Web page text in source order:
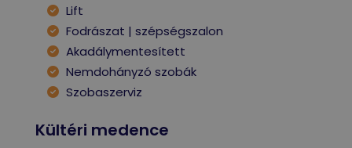
Lift
Fodrászat | szépségszalon
Akadálymentesített
Nemdohányzó szobák
Szobaszerviz
Kültéri medence